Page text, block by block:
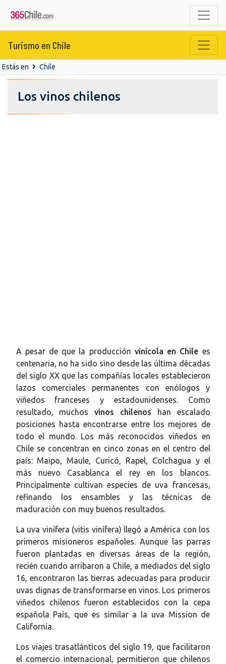
Turismo en Chile
Estás en Chile
Los vinos chilenos
A pesar de que la producción vinícola en Chile es
centenaria, no ha sido sino desde las última décadas
del siglo XX que las compañías locales establecieron
lazos comerciales permanentes con enólogos y
viñedos franceses y estadounidenses. Como
resultado, muchosvinos chilenos han escalado
posiciones hasta encontrarse entre los mejores de
todo el mundo. Los más reconocidos viñedos en
Chile se concentran en cinco zonas en el centro del
país: Maipo, Maule, Curicó, Rapel, Colchagua y el
más nuevo Casablanca el rey en los blancos.
Principalmente cultivan especies de uva francesas,
refinando los ensambles y las técnicas de
maduración con muy buenos resultados.
La uva vinífera (vitis vinífera) llegó a América con los
primeros misioneros españoles. Aunque las parras
fueron plantadas en diversas áreas de la región,
recién cuando arribaron a Chile, a mediados del siglo
16, encontraron las tierras adecuadas para producir
uvas dignas de transformarse en vinos. Los primeros
viñedos chilenos fueron establecidos con la cepa
española País, que es similar a la uva Mission de
California.
Los viajes trasatlánticos del siglo 19, que facilitaron
el comercio internacional, permitieron que chilenos